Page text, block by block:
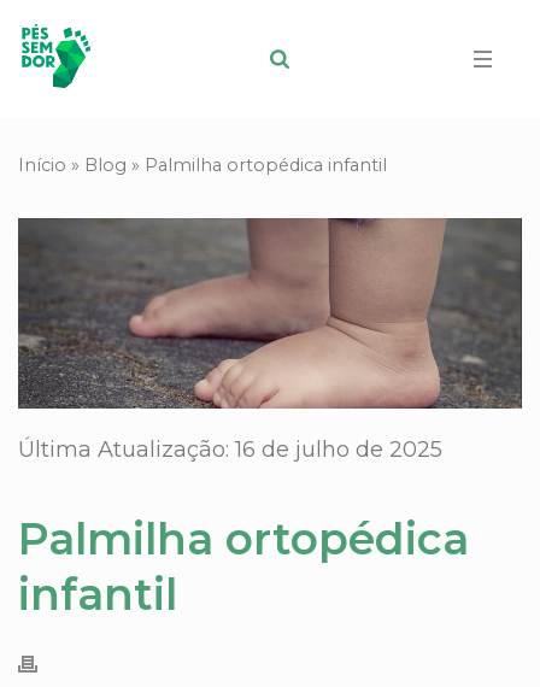
Início » Blog » Palmilha ortopédica infantil
Última Atualização: 16 de julho de 2025
Palmilha ortopédica
infantil